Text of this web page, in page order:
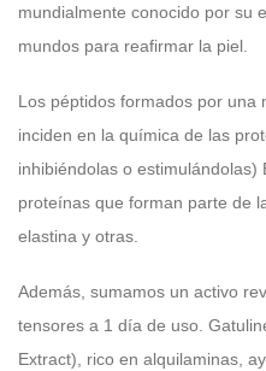
mundialmente conocido por su
mundos para reafirmar la piel.
Los péptidos formados por una
inciden en la química de las
inhibiéndolas o
proteínas que forman parte de
elastina y otras.
Además, sumamos un activo
tensores a 1 día de uso.
Extract), rico en alquilaminas,